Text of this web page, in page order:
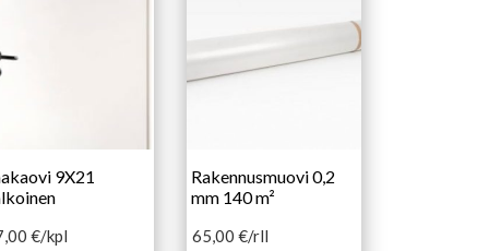
9X21
€/kpl
Rakennusmuovi 0,2
mm 140 m²
65,00 €/rll